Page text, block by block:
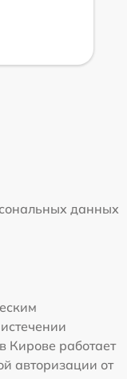
данных
Кирове работает
авторизации от